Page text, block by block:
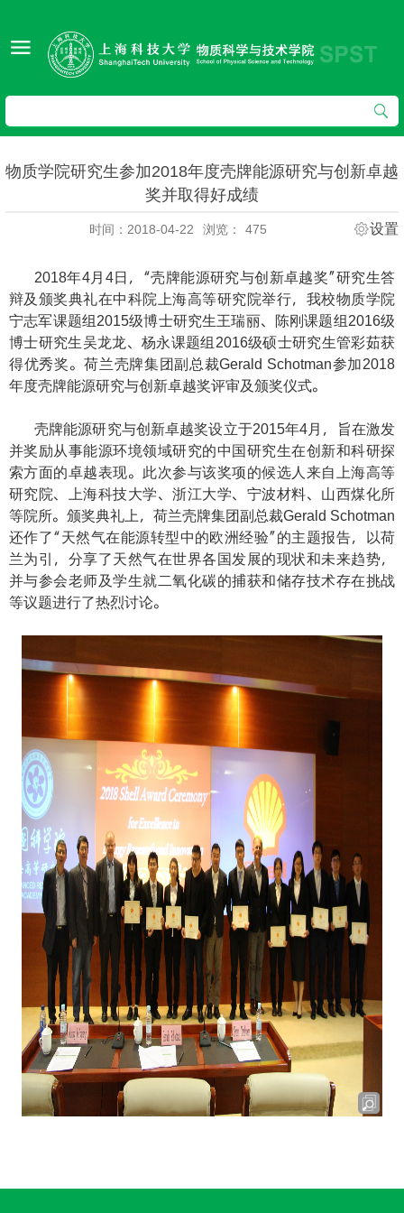
物质学院研究生参加2018年度壳牌能源研究与创新卓越
奖并取得好成绩
时间：2018-04-22 浏览： 475 设置
2018年4月 4日，“壳牌能源研究与创新卓越奖”研究生答
辩及颁奖典礼在中科院上海高等研究院举行，我校物质学院
宁志军课题组2015级博士研究生王瑞丽、陈刚课题组2016级
博士研究生吴龙龙、杨永课题组 2016级硕士研究生管彩茹获
得优秀奖。荷兰壳牌集团副总裁Gerald Schotman参加2018
年度壳牌能源研究与创新卓越奖评审及颁奖仪式。
壳牌能源研究与创新卓越奖设立于2015年4月，旨在激发
并奖励从事能源环境领域研究的中国研究生在创新和科研探
索方面的卓越表现。此次参与该奖项的候选人来自上海高等
研究院、上海科技大学、浙江大学、宁波材料、山西煤化所
等院所。颁奖典礼上，荷兰壳牌集团副总裁Gerald Schotman
还作了“天然气在能源转型中的欧洲经验”的主题报告，以荷
兰为引，分享了天然气在世界各国发展的现状和未来趋势，
并与参会老师及学生就二氧化碳的捕获和储存技术存在挑战
等议题进行了热烈讨论。